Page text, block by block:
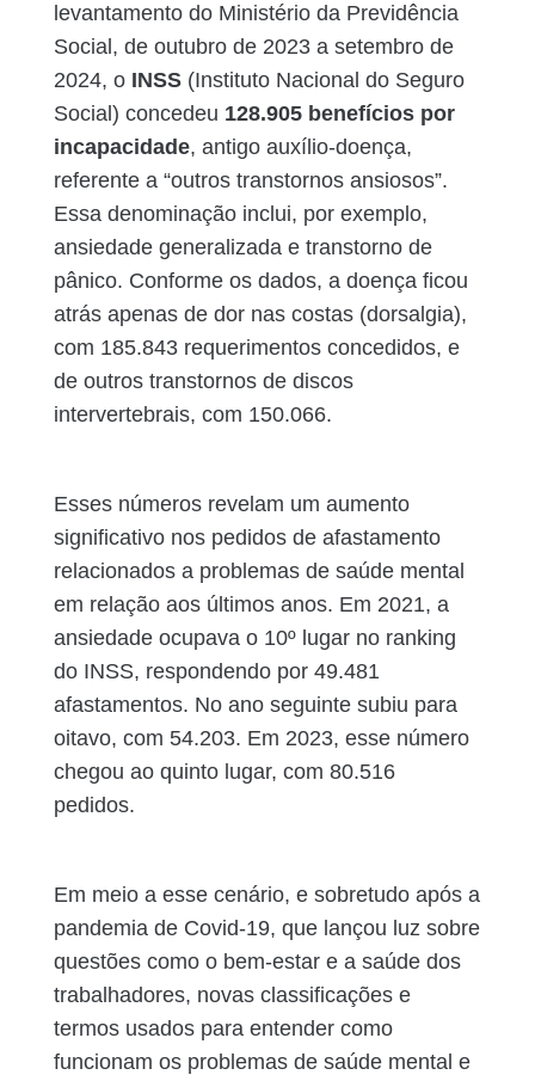
levantamento do Ministério da Previdência
Social, de outubro de 2023 a setembro de
2024, oINSS(Instituto Nacional do Seguro
Social) concedeu 128.905 benefícios por
incapacidade, antigo auxílio-doença,
referente a “outros transtornos ansiosos”.
Essa denominação inclui, por exemplo,
ansiedade generalizada e transtorno de
pânico. Conforme os dados, a doença ficou
atrás apenas de dor nas costas (dorsalgia),
com 185.843 requerimentos concedidos, e
de outros transtornos de discos
intervertebrais, com 150.066.
Esses números revelam um aumento
significativo nos pedidos de afastamento
relacionados a problemas de saúde mental
em relação aos últimos anos. Em 2021, a
ansiedade ocupava o 10º lugar no ranking
do INSS, respondendo por 49.481
afastamentos. No ano seguinte subiu para
oitavo, com 54.203. Em 2023, esse número
chegou ao quinto lugar, com 80.516
pedidos.
Em meio a esse cenário, e sobretudo após a
pandemia de Covid-19, que lançou luz sobre
questões como o bem-estar e a saúde dos
trabalhadores, novas classificações e
termos usados para entender como
funcionam os problemas de saúde mental e